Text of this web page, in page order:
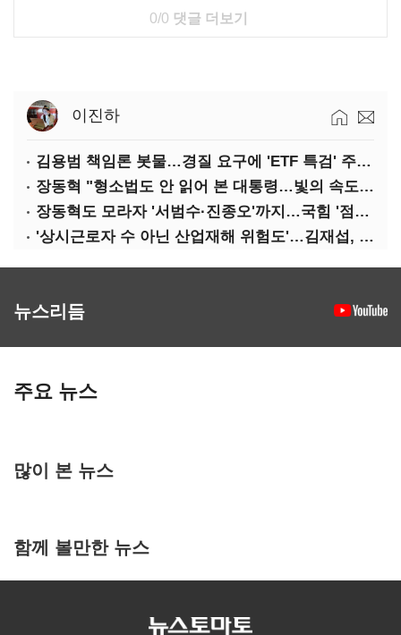
0/0 댓글 더보기
이진하
김용범 책임론 봇물…경질 요구에 'ETF 특검' 주장까지
장동혁 "형소법도 안 읽어 본 대통령…빛의 속도로 무너질 것"
장동혁도 모라자 '서범수·진종오'까지…국힘 '점입가경'
'상시근로자 수 아닌 산업재해 위험도'…김재섭, 산재예방 지원기준 손질
뉴스리듬
주요 뉴스
많이 본 뉴스
함께 볼만한 뉴스